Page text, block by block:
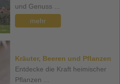
und Genuss ...
mehr
Kräuter, Beeren und Pflanzen
Entdecke die Kraft heimischer
Pflanzen ...